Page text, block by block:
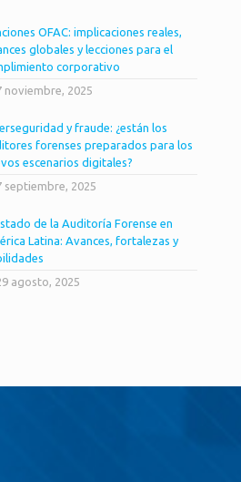
OFAC: implicaciones reales,
globales y lecciones para el
corporativo
noviembre, 2025
y fraude: ¿están los
forenses preparados para los
escenarios digitales?
septiembre, 2025
de la Auditoría Forense en
Latina: Avances, fortalezas y
agosto, 2025